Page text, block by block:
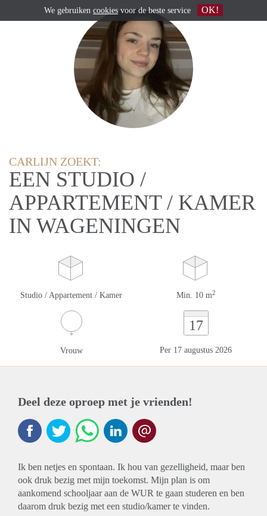
CARLIJN ZOEKT:
EEN STUDIO /
APPARTEMENT / KAMER
IN WAGENINGEN
Studio / Appartement / Kamer Min. 10 m2
Vrouw
17
Per 17 augustus 2026
Deel deze oproep met je vrienden!
Ik ben netjes en spontaan. Ik hou van gezelligheid, maar ben
ook druk bezig met mijn toekomst. Mijn plan is om
aankomend schooljaar aan de WUR te gaan studeren en ben
daarom druk bezig met een studio/kamer te vinden.
We gebruiken cookiesvoor de beste service OK!